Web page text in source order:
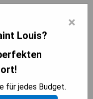
×
Louis?
für jedes Budget.